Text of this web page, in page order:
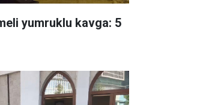
yumruklu kavga: 5